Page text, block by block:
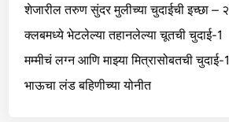
शेजारील तरुण सुंदर मुलीच्या चुदाईची इच्छा – २
क्लबमध्ये भेटलेल्या तहानलेल्या चूतची चुदाई-1
मम्मीचं लग्न आणि माझ्या मित्रासोबतची चुदाई-1
भाऊचा लंड बहिणीच्या योनीत